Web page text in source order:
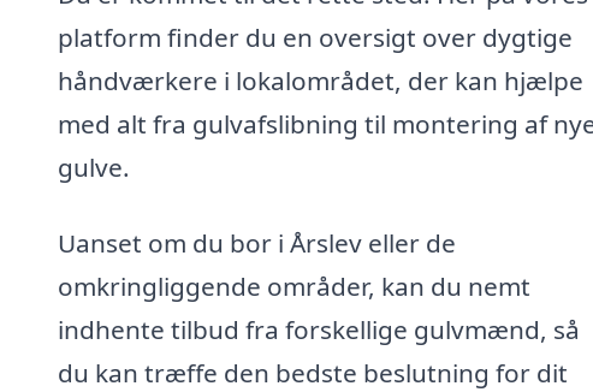
platform finder du en oversigt over dygtige
håndværkere i lokalområdet, der kan hjælpe
med alt fra gulvafslibning til montering af
gulve.
Uanset om du bor i Årslev eller de
omkringliggende områder, kan du nemt
indhente tilbud fra forskellige gulvmænd, så
du kan træffe den bedste beslutning for dit